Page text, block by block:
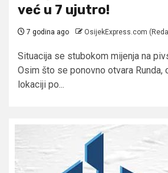
već u 7 ujutro!
7 godina ago OsijekExpress.com
Situacija se stubokom mijenja na
Osim što se ponovno otvara Runda,
lokaciji po...